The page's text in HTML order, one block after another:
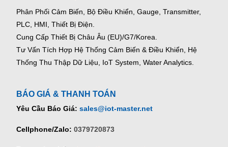
Phân Phối Cảm Biến, Bộ Điều Khiển, Gauge, Transmitter,
PLC, HMI, Thiết Bị Điện.
Cung Cấp Thiết Bị Châu Âu (EU)/G7/Korea.
Tư Vấn Tích Hợp Hệ Thống Cảm Biến & Điều Khiển, Hệ
Thống Thu Thập Dữ Liệu, IoT System, Water Analytics.
BÁO GIÁ & THANH TOÁN
Yêu Cầu Báo Giá: sales@iot-master.net
Cellphone/Zalo: 0379720873